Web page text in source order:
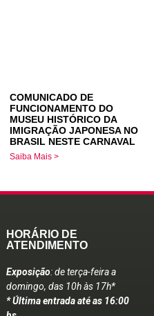
COMUNICADO DE
FUNCIONAMENTO DO
MUSEU HISTÓRICO DA
IMIGRAÇÃO JAPONESA NO
BRASIL NESTE CARNAVAL
Saiba Mais >
HORÁRIO DE
ATENDIMENTO
Exposição: de terça-feira a
domingo, das 10h às 17h*
* Última entrada até as 16:00